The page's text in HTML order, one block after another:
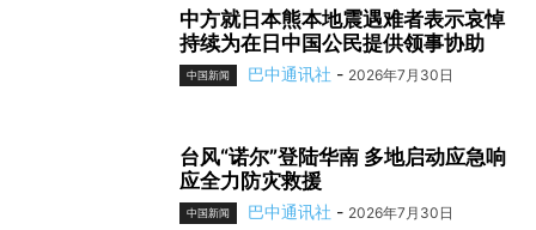
中方就日本熊本地震遇难者表示哀悼
持续为在日中国公民提供领事协助
中国新闻 巴中通讯社 - 2026年7月30日
台风“诺尔”登陆华南 多地启动应急响
应全力防灾救援
中国新闻 巴中通讯社 - 2026年7月30日